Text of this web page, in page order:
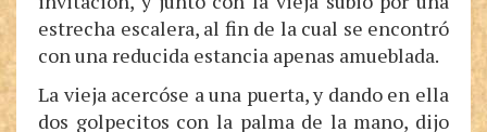
estrecha escalera, al fin de la cual se encontró
con una reducida estancia apenas amueblada.
La vieja acercóse a una puerta, y dando en ella
dos golpecitos con la palma de la mano, dijo